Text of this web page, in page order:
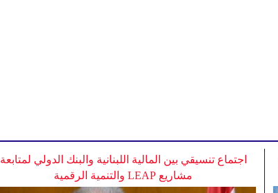
اجتماع تنسيقي بين المالية اللبنانية والبنك الدولي لمتابعة
مشاريع LEAP والتنمية الرقمية